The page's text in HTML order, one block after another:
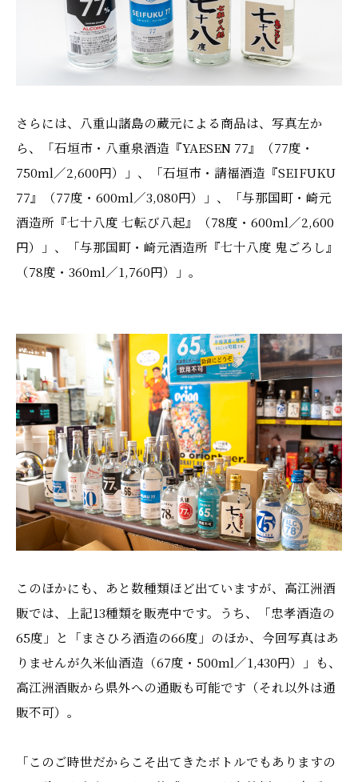
さらには、八重山諸島の蔵元による商品は、写真左か
ら、「石垣市・八重泉酒造『YAESEN 77』（77度・
750ml／2,600円）」、「石垣市・請福酒造『SEIFUKU
77』（77度・600ml／3,080円）」、「与那国町・崎元
酒造所『七十八度 七転び八起』（78度・600ml／2,600
円）」、「与那国町・崎元酒造所『七十八度 鬼ごろし』
（78度・360ml／1,760円）」。
このほかにも、あと数種類ほど出ていますが、高江洲酒
販では、上記13種類を販売中です。うち、「忠孝酒造の
65度」と「まさひろ酒造の66度」のほか、今回写真はあ
りませんが久米仙酒造（67度・500ml／1,430円）」も、
高江洲酒販から県外への通販も可能です（それ以外は通
販不可）。
「このご時世だからこそ出てきたボトルでもありますの